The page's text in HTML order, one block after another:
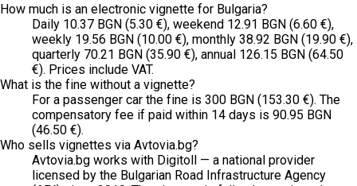
How much is an electronic vignette for Bulgaria?
Daily 10.37 BGN (5.30 €), weekend 12.91 BGN (6.60 €),
weekly 19.56 BGN (10.00 €), monthly 38.92 BGN (19.90 €),
quarterly 70.21 BGN (35.90 €), annual 126.15 BGN (64.50
€). Prices include VAT.
What is the fine without a vignette?
For a passenger car the fine is 300 BGN (153.30 €). The
compensatory fee if paid within 14 days is 90.95 BGN
(46.50 €).
Who sells vignettes via Avtovia.bg?
Avtovia.bg works with Digitoll — a national provider
licensed by the Bulgarian Road Infrastructure Agency